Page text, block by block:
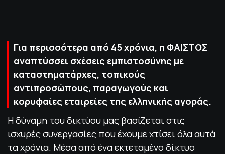
Για περισσότερα από 45 χρόνια, η ΦΑΙΣΤΟΣ
αναπτύσσει σχέσεις εμπιστοσύνης με
καταστηματάρχες, τοπικούς
αντιπροσώπους, παραγωγούς και
κορυφαίες εταιρείες της ελληνικής αγοράς.
Η δύναμη του δικτύου μας βασίζεται στις
ισχυρές συνεργασίες που έχουμε χτίσει όλα αυτά
τα χρόνια. Μέσα από ένα εκτεταμένο δίκτυο